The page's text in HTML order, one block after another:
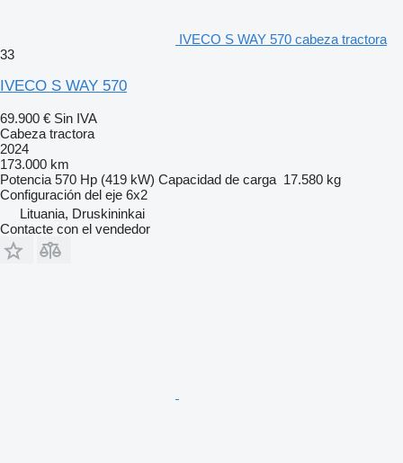
IVECO S WAY 570 cabeza tractora
33
IVECO S WAY 570
69.900 € Sin IVA
Cabeza tractora
2024
173.000 km
Potencia 570 Hp (419 kW) Capacidad de carga 17.580 kg
Configuración del eje 6x2
Lituania, Druskininkai
Contacte con el vendedor